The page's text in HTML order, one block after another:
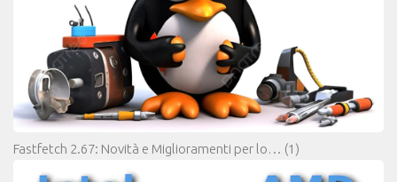
Fastfetch 2.67: Novità e Miglioramenti per lo… (1)